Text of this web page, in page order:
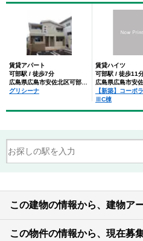
賃貸アパート
可部駅 / 徒歩7分
グリシーナ
賃貸ハイツ
可部駅 / 徒歩11
【新築】コーポ
ⅢC棟
この建物の情報から、建物ア
この物件の情報から、現在募